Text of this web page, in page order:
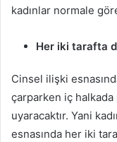
kadınlar normale
Her iki tarafta
Cinsel ilişki
çarparken iç halkada
uyaracaktır. Yani
esnasında her iki